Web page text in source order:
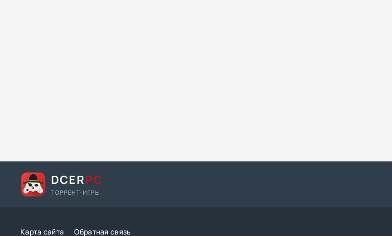
DCERPC
ТОРРЕНТ-ИГРЫ
Карта сайта Обратная связь